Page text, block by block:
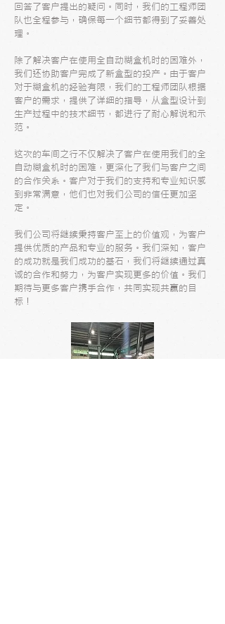
回答了客户提出的疑问。同时，我们的工程师团
队也全程参与，确保每一个细节都得到了妥善处
理。
除了解决客户在使用全自动糊盒机时的困难外，
我们还协助客户完成了新盒型的投产。由于客户
对于糊盒机的经验有限，我们的工程师团队根据
客户的需求，提供了详细的指导，从盒型设计到
生产过程中的技术细节，都进行了耐心解说和示
范。
这次的车间之行不仅解决了客户在使用我们的全
自动糊盒机时的困难，更深化了我们与客户之间
的合作关系。客户对于我们的支持和专业知识感
到非常满意，他们也对我们公司的信任更加坚
定。
我们公司将继续秉持客户至上的价值观，为客户
提供优质的产品和专业的服务。我们深知，客户
的成功就是我们成功的基石，我们将继续通过真
诚的合作和努力，为客户实现更多的价值。我们
期待与更多客户携手合作，共同实现共赢的目
标！